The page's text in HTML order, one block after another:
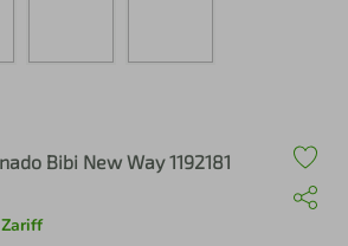
Bibi New Way 1192181
Zariff